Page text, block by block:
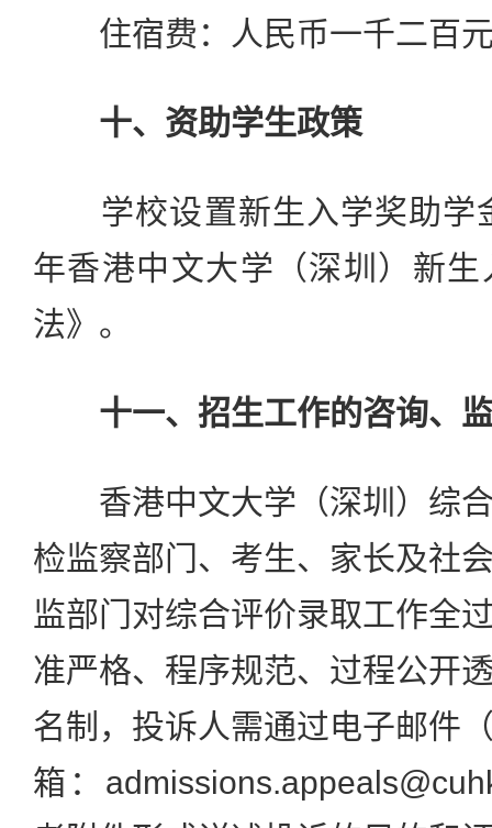
住宿费：人民币一千二百元
十、资助学生政策
学校设置新生入学奖助学
年香港中文大学（深圳）新
法》。
十一、招生工作的咨询、
香港中文大学（深圳）综合
检监察部门、考生、家长及社
监部门对综合评价录取工作全
准严格、程序规范、过程公开
名制，投诉人需通过电子邮件
箱：